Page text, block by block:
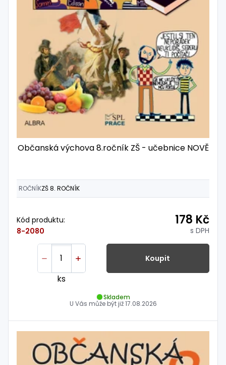
Občanská výchova 8.ročník ZŠ - učebnice NOVĚ
ROČNÍKZŠ 8. ROČNÍK
Kód produktu:
8-2080
178 Kč
s DPH
ks
Koupit
Skladem
U Vás může být již17.08.2026